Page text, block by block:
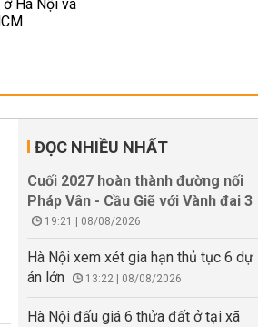
ĐỌC NHIỀU NHẤT
Cuối 2027 hoàn thành đường nối
Pháp Vân - Cầu Giẽ với Vành đai 3
19:21 | 08/08/2026
Hà Nội xem xét gia hạn thủ tục 6 dự
án lớn
13:22 | 08/08/2026
Hà Nội đấu giá 6 thửa đất ở tại xã